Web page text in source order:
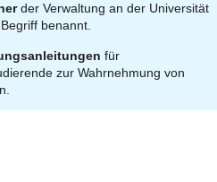
der Verwaltung an der Universität
benannt.
für
zur Wahrnehmung von